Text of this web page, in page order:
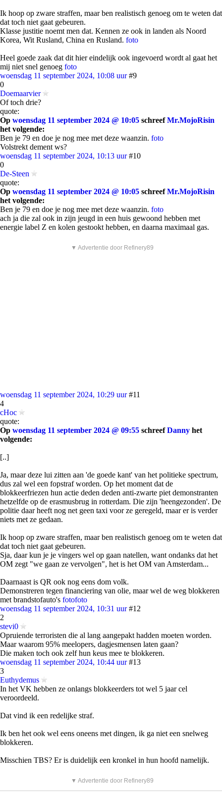
Ik hoop op zware straffen, maar ben realistisch genoeg om te weten dat
dat toch niet gaat gebeuren.
Klasse justitie noemt men dat. Kennen ze ook in landen als Noord
Korea, Wit Rusland, China en Rusland. foto
Heel goede zaak dat dit hier eindelijk ook ingevoerd wordt al gaat het
mij niet snel genoeg foto
woensdag 11 september 2024, 10:08 uur #9
0
Doemaarvier
Of toch drie?
quote:
Op woensdag 11 september 2024 @ 10:05 schreefMr.MojoRisin
het volgende:
Ben je 79 en doe je nog mee met deze waanzin. foto
Volstrekt dement ws?
woensdag 11 september 2024, 10:13 uur #10
0
De-Steen
quote:
Op woensdag 11 september 2024 @ 10:05 schreefMr.MojoRisin
het volgende:
Ben je 79 en doe je nog mee met deze waanzin. foto
ach ja die zal ook in zijn jeugd in een huis gewoond hebben met
energie label Z en kolen gestookt hebben, en daarna maximaal gas.
▼ Advertentie door Refinery89
woensdag 11 september 2024, 10:29 uur #11
4
cHoc
quote:
Op woensdag 11 september 2024 @ 09:55 schreefDanny het
volgende:
[..]
Ja, maar deze lui zitten aan 'de goede kant' van het politieke spectrum,
dus zal wel een fopstraf worden. Op het moment dat de
blokkeerfriezen hun actie deden deden anti-zwarte piet demonstranten
hetzelfde op de erasmusbrug in rotterdam. Die zijn 'heengezonden'. De
politie daar heeft nog net geen taxi voor ze geregeld, maar er is verder
niets met ze gedaan.
Ik hoop op zware straffen, maar ben realistisch genoeg om te weten dat
dat toch niet gaat gebeuren.
Sja, daar kun je je vingers wel op gaan natellen, want ondanks dat het
OM zegt "we gaan ze vervolgen", het is het OM van Amsterdam...
Daarnaast is QR ook nog eens dom volk.
Demonstreren tegen financiering van olie, maar wel de weg blokkeren
met brandstofauto's fotofoto
woensdag 11 september 2024, 10:31 uur #12
2
stevi0
Opruiende terroristen die al lang aangepakt hadden moeten worden.
Maar waarom 95% meelopers, dagjesmensen laten gaan?
Die maken toch ook zelf hun keus mee te blokkeren.
woensdag 11 september 2024, 10:44 uur #13
3
Euthydemus
In het VK hebben ze onlangs blokkeerders tot wel 5 jaar cel
veroordeeld.
Dat vind ik een redelijke straf.
Ik ben het ook wel eens oneens met dingen, ik ga niet een snelweg
blokkeren.
Misschien TBS? Er is duidelijk een kronkel in hun hoofd namelijk.
▼ Advertentie door Refinery89